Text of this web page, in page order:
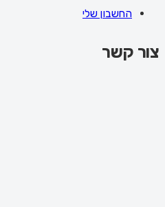
החשבון שלי
צור קשר